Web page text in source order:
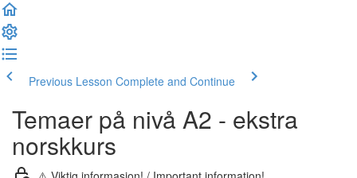
Previous Lesson Complete and Continue
Temaer på nivå A2 - ekstra
norskkurs